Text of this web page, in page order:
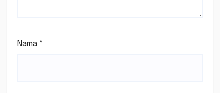
Nama *